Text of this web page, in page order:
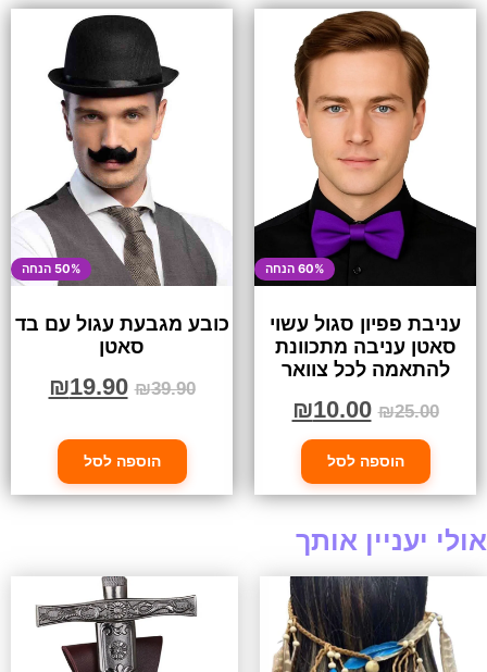
60% הנחה
עניבת פפיון סגול עשוי
סאטן עניבה מתכוונת
להתאמה לכל צוואר
₪25.00
₪10.00
הוספה לסל
50% הנחה
כובע מגבעת עגול עם בד
סאטן
₪39.90
₪19.90
הוספה לסל
אולי יעניין אותך